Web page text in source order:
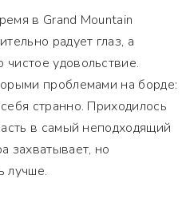
в Grand Mountain
радует глаз, а
удовольствие.
проблемами на борде:
странно. Приходилось
в самый неподходящий
захватывает, но
лучше.